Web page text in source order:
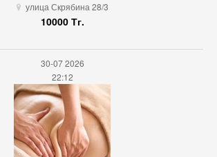
u улица Скрябина 28/3
10000 Тг.
30-07 2026
22:12